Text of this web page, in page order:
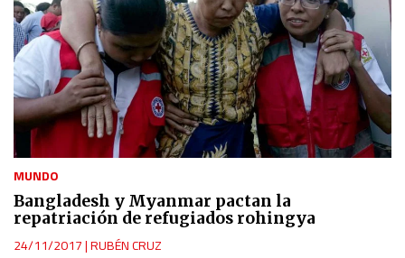
MUNDO
Bangladesh y Myanmar pactan la
repatriación de refugiados rohingya
24/11/2017|RUBÉN CRUZ